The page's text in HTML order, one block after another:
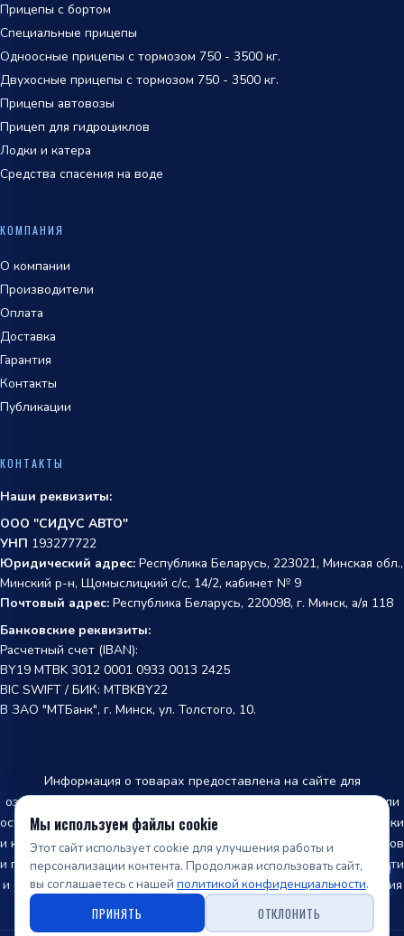
Прицепы с бортом
Специальные прицепы
Одноосные прицепы с тормозом 750 - 3500 кг.
Двухосные прицепы с тормозом 750 - 3500 кг.
Прицепы автовозы
Прицеп для гидроциклов
Лодки и катера
Средства спасения на воде
КОМПАНИЯ
О компании
Производители
Оплата
Доставка
Гарантия
Контакты
Публикации
КОНТАКТЫ
Наши реквизиты:
ООО "СИДУС АВТО"
УНП 193277722
Юридический адрес: Республика Беларусь, 223021, Минская обл.,
Минский р-н, Щомыслицкий с/с, 14/2, кабинет № 9
Почтовый адрес: Республика Беларусь, 220098, г. Минск, а/я 118
Банковские реквизиты:
Расчетный счет (IBAN):
BY19 MTBK 3012 0001 0933 0013 2425
BIC SWIFT / БИК: MTBKBY22
В ЗАО "МТБанк", г. Минск, ул. Толстого, 10.
Информация о товарах предоставлена на сайте для
ознакомления и не является публичной офертой. Производители
оставляют за собой право изменять внешний вид, характеристики
и комплектацию товара, предварительно не уведомляя продавцов
и потребителей. Информация о наличии товара, точной стоимости
и оформление заказа производится только после подтверждения
менеджером нашей компании.
Мы используем файлы cookie
Этот сайт использует cookie для улучшения работы и
персонализации контента. Продолжая использовать сайт,
вы соглашаетесь с нашей политикой конфиденциальности.
ПРИНЯТЬ ОТКЛОНИТЬ